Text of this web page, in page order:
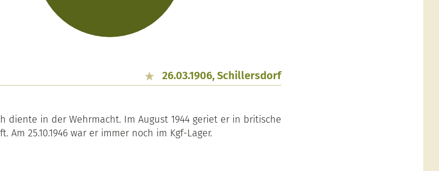
26.03.1906, Schillersdorf
diente in der Wehrmacht. Im August 1944 geriet er in britische
Am 25.10.1946 war er immer noch im Kgf-Lager.